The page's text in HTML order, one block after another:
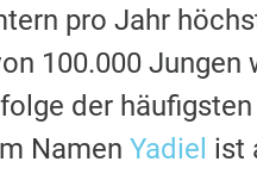
pro Jahr
100.000 Jungen
der
Namen Yadiel ist